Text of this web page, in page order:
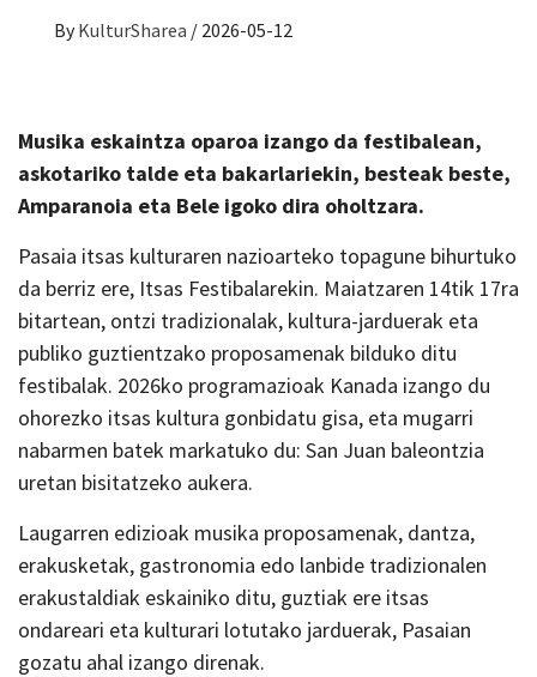
By KulturSharea / 2026-05-12
Musika eskaintza oparoa izango da festibalean,
askotariko talde eta bakarlariekin, besteak beste,
Amparanoia eta Bele igoko dira oholtzara.
Pasaia itsas kulturaren nazioarteko topagune bihurtuko
da berriz ere, Itsas Festibalarekin. Maiatzaren 14tik 17ra
bitartean, ontzi tradizionalak, kultura-jarduerak eta
publiko guztientzako proposamenak bilduko ditu
festibalak. 2026ko programazioak Kanada izango du
ohorezko itsas kultura gonbidatu gisa, eta mugarri
nabarmen batek markatuko du: San Juan baleontzia
uretan bisitatzeko aukera.
Laugarren edizioak musika proposamenak, dantza,
erakusketak, gastronomia edo lanbide tradizionalen
erakustaldiak eskainiko ditu, guztiak ere itsas
ondareari eta kulturari lotutako jarduerak, Pasaian
gozatu ahal izango direnak.